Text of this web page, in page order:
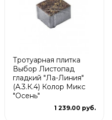
Тротуарная плитка
Выбор Листопад
гладкий "Ла-Линия"
(А.3.К.4) Колор Микс
"Осень"
1 239.00 руб.